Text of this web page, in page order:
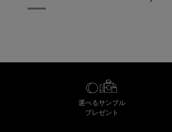
選べるサンプル
プレゼント